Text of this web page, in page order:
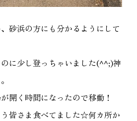
砂浜の方にも分かるようにして
に少し登っちゃいました(^^;)神
開く時間になったので移動！
皆さま食べてました☆何カ所か